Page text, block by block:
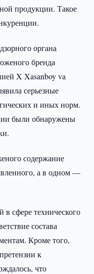
продукции. Такое
органа
бренда
X Xasanboy va
серьезные
и иных норм.
были обнаружены
содержание
а в одном —
в сфере технического
состава
Кроме того,
к
что